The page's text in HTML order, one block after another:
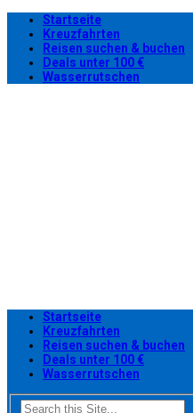
Startseite
Kreuzfahrten
Reisen suchen & buchen
Deals unter 100 €
Wasserrutschen
Startseite
Kreuzfahrten
Reisen suchen & buchen
Deals unter 100 €
Wasserrutschen